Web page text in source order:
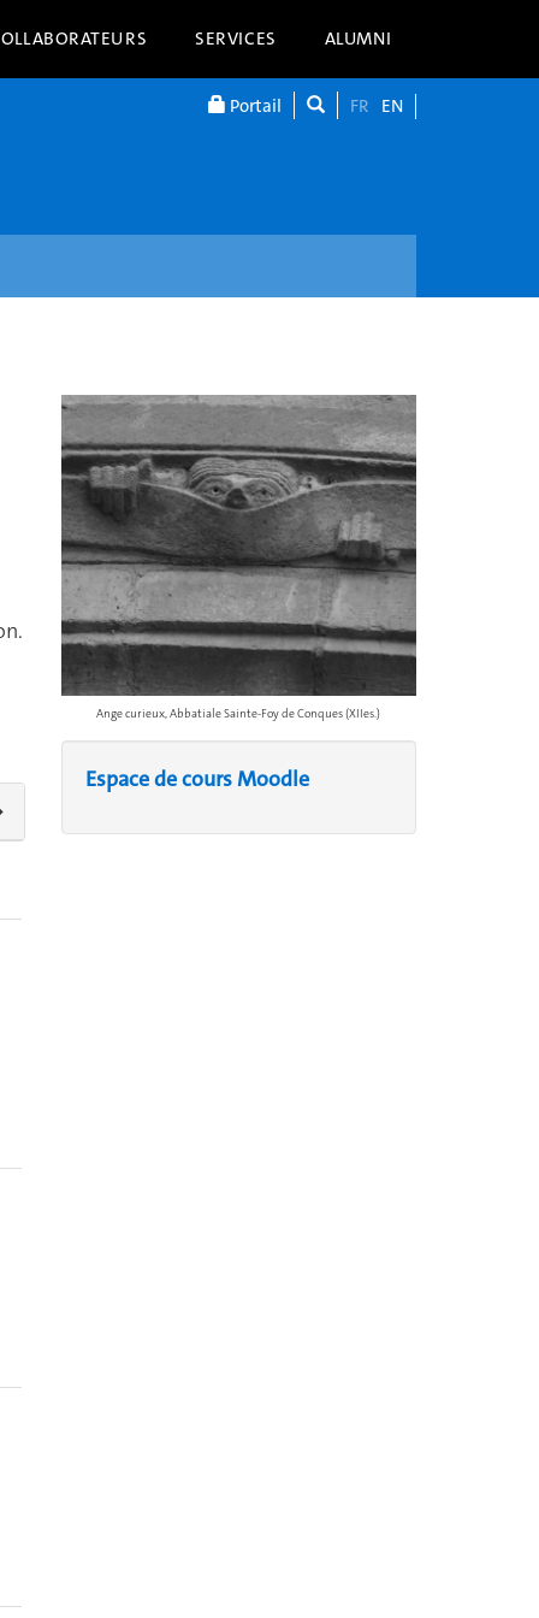
SERVICES ALUMNI
Portail FR EN
Ange curieux, Abbatiale Sainte-Foy de Conques (XIIes.)
Espace de cours Moodle